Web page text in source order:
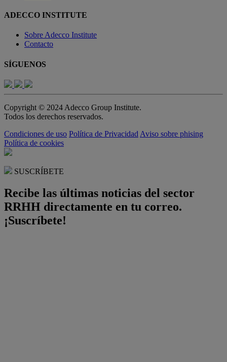
ADECCO INSTITUTE
Sobre Adecco Institute
Contacto
SÍGUENOS
Copyright © 2024 Adecco Group Institute.
Todos los derechos reservados.
Condiciones de uso Política de Privacidad Aviso sobre phising
Política de cookies
SUSCRÍBETE
Recibe las últimas noticias del sector
RRHH directamente en tu correo.
¡Suscríbete!